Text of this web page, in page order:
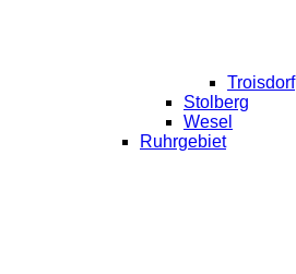
Troisdorf
Stolberg
Wesel
Ruhrgebiet